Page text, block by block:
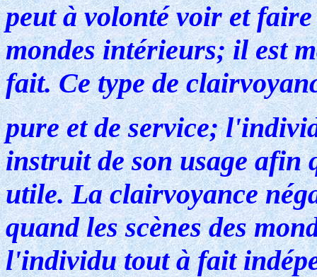
peut à volonté voir et
mondes intérieurs; il est
fait. Ce type de
pure et de service;
instruit de son usage afin
utile. La clairvoyance
quand les scènes des
l'individu tout à fait